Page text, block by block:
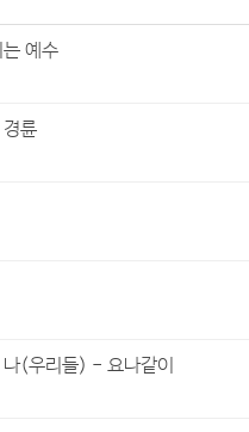
예수
륜
(우리들) - 요나같이